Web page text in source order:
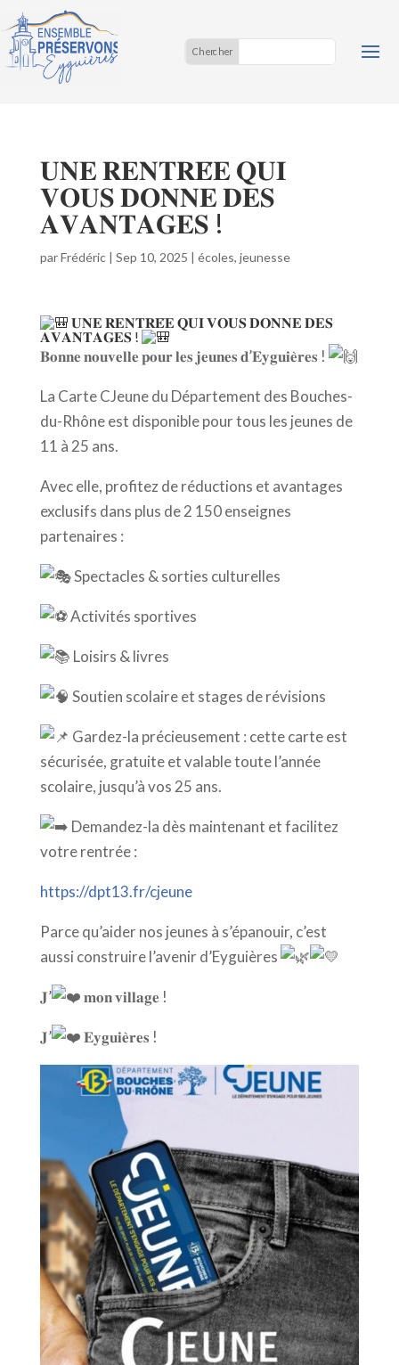
𝐔𝐍𝐄 𝐑𝐄𝐍𝐓𝐑𝐄́𝐄 𝐐𝐔𝐈
𝐕𝐎𝐔𝐒 𝐃𝐎𝐍𝐍𝐄 𝐃𝐄𝐒
𝐀𝐕𝐀𝐍𝐓𝐀𝐆𝐄𝐒 !
parFrédéric| Sep 10, 2025 | écoles, jeunesse
𝐔𝐍𝐄 𝐑𝐄𝐍𝐓𝐑𝐄́𝐄 𝐐𝐔𝐈 𝐕𝐎𝐔𝐒 𝐃𝐎𝐍𝐍𝐄 𝐃𝐄𝐒
𝐀𝐕𝐀𝐍𝐓𝐀𝐆𝐄𝐒 !
𝐁𝐨𝐧𝐧𝐞 𝐧𝐨𝐮𝐯𝐞𝐥𝐥𝐞 𝐩𝐨𝐮𝐫 𝐥𝐞𝐬 𝐣𝐞𝐮𝐧𝐞𝐬 𝐝’𝐄𝐲𝐠𝐮𝐢𝐞̀𝐫𝐞𝐬 !
La Carte CJeune du Département des Bouches-
du-Rhône est disponible pour tous les jeunes de
11 à 25 ans.
Avec elle, profitez de réductions et avantages
exclusifs dans plus de 2 150 enseignes
partenaires :
Spectacles & sorties culturelles
Activités sportives
Loisirs & livres
Soutien scolaire et stages de révisions
Gardez-la précieusement : cette carte est
sécurisée, gratuite et valable toute l’année
scolaire, jusqu’à vos 25 ans.
Demandez-la dès maintenant et facilitez
votre rentrée :
https://dpt13.fr/cjeune
Parce qu’aider nos jeunes à s’épanouir, c’est
aussi construire l’avenir d’Eyguières
𝐉’ 𝐦𝐨𝐧 𝐯𝐢𝐥𝐥𝐚𝐠𝐞 !
𝐉’ 𝐄𝐲𝐠𝐮𝐢𝐞̀𝐫𝐞𝐬 !